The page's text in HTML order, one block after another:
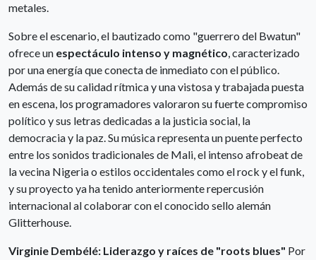
metales.
Sobre el escenario, el bautizado como "guerrero del Bwatun"
ofrece un espectáculo intenso y magnético, caracterizado
por una energía que conecta de inmediato con el público.
Además de su calidad rítmica y una vistosa y trabajada puesta
en escena, los programadores valoraron su fuerte compromiso
político y sus letras dedicadas a la justicia social, la
democracia y la paz. Su música representa un puente perfecto
entre los sonidos tradicionales de Mali, el intenso afrobeat de
la vecina Nigeria o estilos occidentales como el rock y el funk,
y su proyecto ya ha tenido anteriormente repercusión
internacional al colaborar con el conocido sello alemán
Glitterhouse.
Virginie Dembélé: Liderazgo y raíces de "roots blues" Por